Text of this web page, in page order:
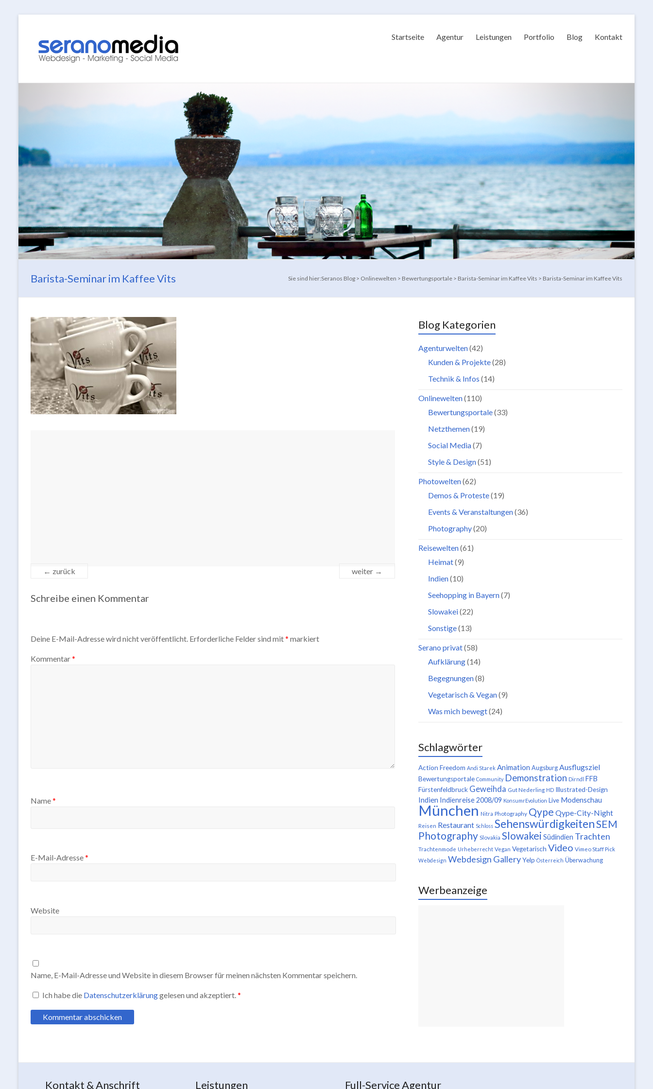
Startseite Agentur Leistungen Portfolio Blog Kontakt
Barista-Seminar im Kaffee Vits Sie sind hier:Seranos Blog > Onlinewelten > Bewertungsportale > Barista-Seminar im Kaffee Vits > Barista-Seminar im Kaffee Vits
← zurück weiter →
Schreibe einen Kommentar
Deine E-Mail-Adresse wird nicht veröffentlicht. Erforderliche Felder sind mit* markiert
Kommentar*
Name*
E-Mail-Adresse*
Website
Name, E-Mail-Adresse und Website in diesem Browser für meinen nächsten Kommentar speichern.
Ich habe die Datenschutzerklärunggelesen und akzeptiert.*
Blog Kategorien
Agenturwelten(42)
Kunden & Projekte(28)
Technik & Infos (14)
Onlinewelten(110)
Bewertungsportale(33)
Netzthemen(19)
Social Media(7)
Style & Design(51)
Photowelten(62)
Demos & Proteste(19)
Events & Veranstaltungen(36)
Photography(20)
Reisewelten(61)
Heimat(9)
Indien(10)
Seehopping in Bayern(7)
Slowakei(22)
Sonstige(13)
Serano privat(58)
Aufklärung(14)
Begegnungen(8)
Vegetarisch & Vegan(9)
Was mich bewegt(24)
Schlagwörter
Action Freedom Andi Starek Animation Augsburg Ausflugsziel
Bewertungsportale Community Demonstration Dirndl FFB
Fürstenfeldbruck Geweihda Gut Nederling HD Illustrated-Design
Indien Indienreise 2008/09 KonsumrEvolution Live Modenschau
München Nitra Photography Qype Qype-City-Night
Reisen Restaurant Schloss SehenswürdigkeitenSEM
Photography Slovakia Slowakei Südindien Trachten
Trachtenmode Urheberrecht Vegan Vegetarisch Video Vimeo Staff Pick
Webdesign Webdesign GalleryYelp Österreich Überwachung
Werbeanzeige
Kontakt & Anschrift Leistungen Full-Service Agentur